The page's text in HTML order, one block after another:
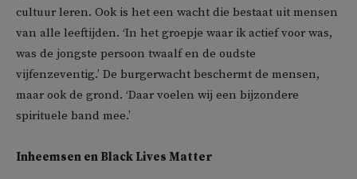
cultuur leren. Ook is het een wacht die bestaat uit mensen
van alle leeftijden. ‘In het groepje waar ik actief voor was,
was de jongste persoon twaalf en de oudste
vijfenzeventig.’ De burgerwacht beschermt de mensen,
maar ook de grond. ‘Daar voelen wij een bijzondere
spirituele band mee.’
Inheemsen en Black Lives Matter